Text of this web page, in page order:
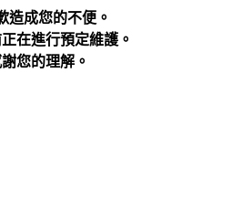
造成您的不便。
在進行預定維護。
您的理解。